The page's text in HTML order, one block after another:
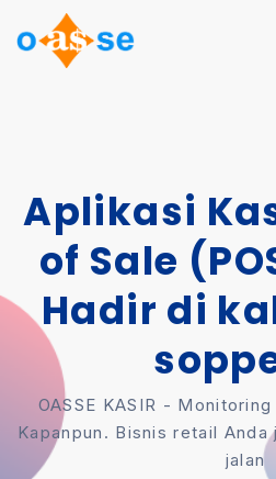
Aplikasi
of Sale
Hadir di
OASSE KASIR -
Kapanpun. Bisnis retail
jalan